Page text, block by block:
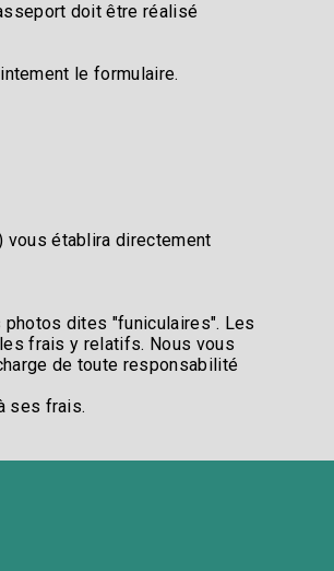
doit être réalisé
le formulaire.​
vous établira directement
dites "funiculaires". Les
frais y relatifs. Nous vous
de toute responsabilité
ses frais.​